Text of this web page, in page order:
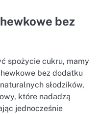
bez
spożycie cukru, mamy
bez dodatku
słodzików,
które nadadzą
jednocześnie